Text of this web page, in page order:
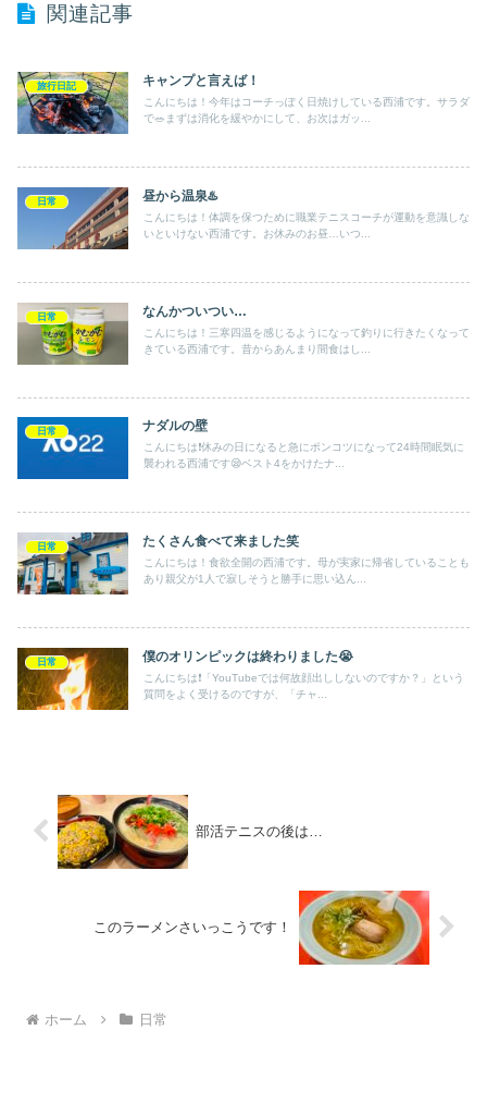
関連記事
旅行日記 キャンプと言えば！
こんにちは！今年はコーチっぽく日焼けしている西浦です。サラダ
で🥗まずは消化を緩やかにして、お次はガッ...
日常 昼から温泉♨️
こんにちは！体調を保つために職業テニスコーチが運動を意識しな
いといけない西浦です。お休みのお昼…いつ...
日常 なんかついつい…
こんにちは！三寒四温を感じるようになって釣りに行きたくなって
きている西浦です。昔からあんまり間食はし...
日常 ナダルの壁
こんにちは❗️休みの日になると急にポンコツになって24時間眠気に
襲われる西浦です😪ベスト4をかけたナ...
日常 たくさん食べて来ました笑
こんにちは！食欲全開の西浦です。母が実家に帰省していることも
あり親父が1人で寂しそうと勝手に思い込ん...
日常 僕のオリンピックは終わりました😭
こんにちは❗️「YouTubeでは何故顔出ししないのですか？」という
質問をよく受けるのですが、「チャ...
部活テニスの後は…
このラーメンさいっこうです！
ホーム 日常